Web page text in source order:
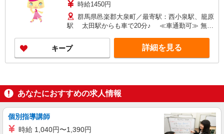
時給1450円
群馬県邑楽郡大泉町／最寄駅：西小泉駅、籠原
駅 太田駅からも車で20分♪ ≪車通勤可≫ 無料
キープ 詳細を見る
あなたにおすすめの求人情報
個別指導講師
時給 1,040円〜1,390円